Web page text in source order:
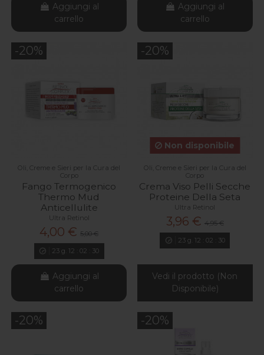
Aggiungi al
carrello
Aggiungi al
carrello
-20%
Oli, Creme e Sieri per la Cura del
Corpo
Fango Termogenico
Thermo Mud
Anticellulite
Ultra Retinol
4,00 € 5,00 €
23g. 12 02 29
Aggiungi al
carrello
-20%
Non disponibile
Oli, Creme e Sieri per la Cura del
Corpo
Crema Viso Pelli Secche
Proteine Della Seta
Ultra Retinol
3,96 € 4,95 €
23g. 12 02 29
Vedi il prodotto (Non
Disponibile)
-20% -20%